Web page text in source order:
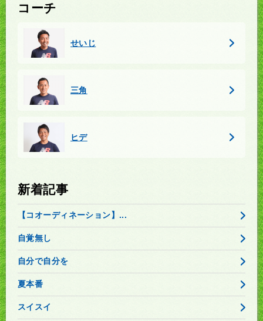
コーチ
せいじ
三角
ヒデ
新着記事
【コオーディネーション】...
自覚無し
自分で自分を
夏本番
スイスイ